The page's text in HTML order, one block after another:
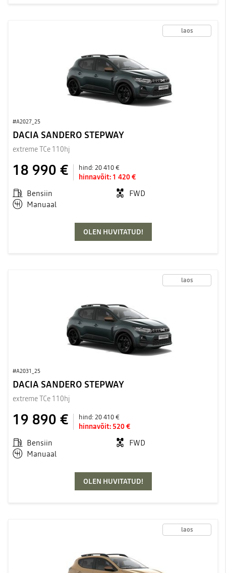
laos
#A2027_25
DACIA SANDERO STEPWAY
extreme TCe 110hj
18 990 € hind:20 410 €
hinnavõit: 1 420 €
Bensiin
FWD
Manuaal
OLEN HUVITATUD!
laos
#A2031_25
DACIA SANDERO STEPWAY
extreme TCe 110hj
19 890 € hind:20 410 €
hinnavõit: 520 €
Bensiin
FWD
Manuaal
OLEN HUVITATUD!
laos